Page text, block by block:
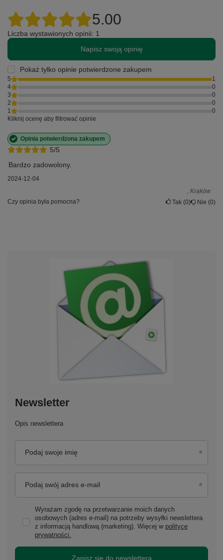
5.00
Liczba wystawionych opinii: 1
Napisz swoją opinię
Pokaż tylko opinie potwierdzone zakupem
5
1
4
0
3
0
2
0
1
0
Kliknij ocenę aby filtrować opinie
5/5
Opinia potwierdzona zakupem
Bardzo zadowolony.
2024-12-04
, Kraków
Czy opinia była pomocna?
Tak 0 Nie 0
Newsletter
Opis newslettera
Podaj swoje imię
Podaj swój adres e-mail
Wyrażam zgodę na przetwarzanie moich danych
osobowych (adres e-mail) na potrzeby wysyłki newslettera
z informacją handlową (marketing). Więcej w polityce
prywatności.
Zapisz się do newslettera